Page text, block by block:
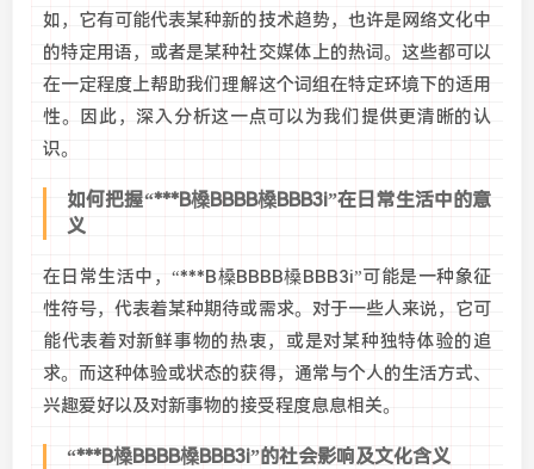
如，它有可能代表某种新的技术趋势，也许是网络文化中
的特定用语，或者是某种社交媒体上的热词。这些都可以
在一定程度上帮助我们理解这个词组在特定环境下的适用
性。因此，深入分析这一点可以为我们提供更清晰的认
识。
如何把握“***B槡BBBB槡BBB3i”在日常生活中的意
义
在日常生活中，“***B槡BBBB槡BBB3i”可能是一种象征
性符号，代表着某种期待或需求。对于一些人来说，它可
能代表着对新鲜事物的热衷，或是对某种独特体验的追
求。而这种体验或状态的获得，通常与个人的生活方式、
兴趣爱好以及对新事物的接受程度息息相关。
“***B槡BBBB槡BBB3i”的社会影响及文化含义